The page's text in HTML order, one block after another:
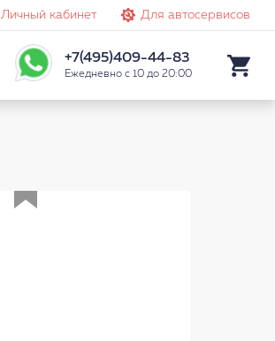
Личный кабинет Для автосервисов
+7(495)409-44-83
Ежедневно с 10 до 20:00